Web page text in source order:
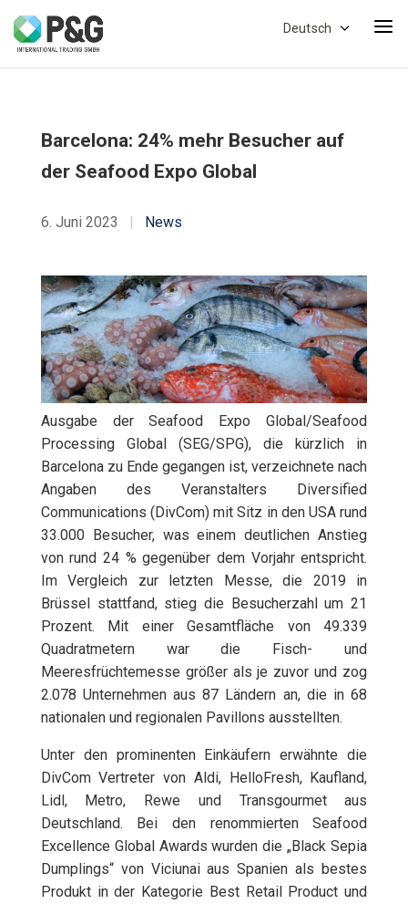
Deutsch
Barcelona: 24% mehr Besucher auf
der Seafood Expo Global
6. Juni 2023 | News
Ausgabe der Seafood Expo Global/Seafood
Processing Global (SEG/SPG), die kürzlich in
Barcelona zu Ende gegangen ist, verzeichnete nach
Angaben des Veranstalters Diversified
Communications (DivCom) mit Sitz in den USA rund
33.000 Besucher, was einem deutlichen Anstieg
von rund 24 % gegenüber dem Vorjahr entspricht.
Im Vergleich zur letzten Messe, die 2019 in
Brüssel stattfand, stieg die Besucherzahl um 21
Prozent. Mit einer Gesamtfläche von 49.339
Quadratmetern war die Fisch- und
Meeresfrüchtemesse größer als je zuvor und zog
2.078 Unternehmen aus 87 Ländern an, die in 68
nationalen und regionalen Pavillons ausstellten.
Unter den prominenten Einkäufern erwähnte die
DivCom Vertreter von Aldi, HelloFresh, Kaufland,
Lidl, Metro, Rewe und Transgourmet aus
Deutschland. Bei den renommierten Seafood
Excellence Global Awards wurden die „Black Sepia
Dumplings“ von Viciunai aus Spanien als bestes
Produkt in der Kategorie Best Retail Product und